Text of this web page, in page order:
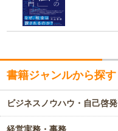
書籍ジャンルから探す
ビジネスノウハウ・自己啓発